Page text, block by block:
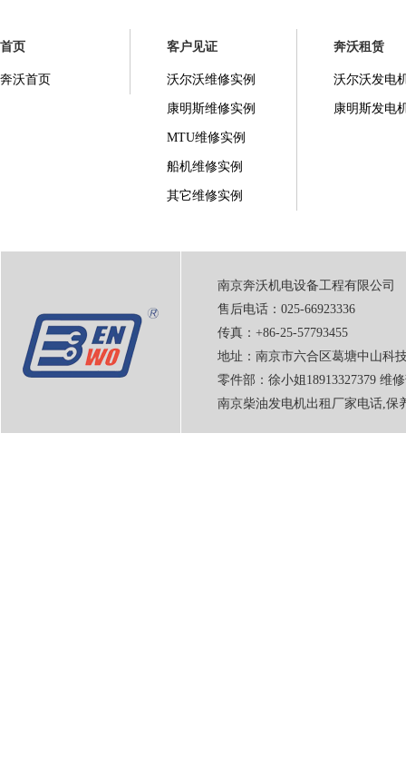
首页
奔沃首页
客户见证
沃尔沃维修实例
康明斯维修实例
MTU维修实例
船机维修实例
其它维修实例
奔沃租赁
沃尔沃发电
康明斯发电
南京奔沃机电设备工程有限公司
售后电话：025-66923336
传真：+86-25-57793455
地址：南京市六合区葛塘中山科
零件部：徐小姐18913327379 维
南京柴油发电机出租厂家电话,保